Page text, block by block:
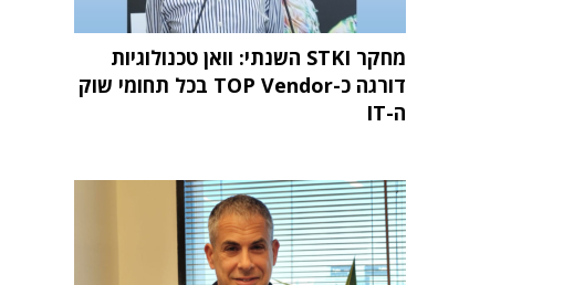
מחקר STKI השנתי: וואן טכנולוגיות
דורגה כ-TOP Vendor בכל תחומי שוק
ה-IT